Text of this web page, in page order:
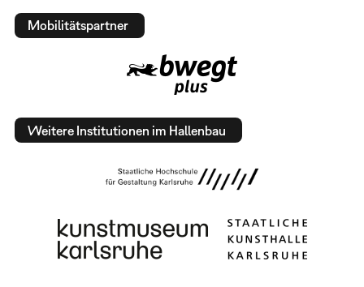
Mobilitätspartner
Weitere Institutionen im Hallenbau